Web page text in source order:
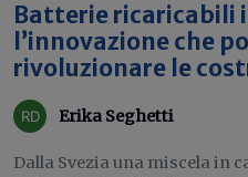
Batterie ricaricabili
l’innovazione che
rivoluzionare le
Erika Seghetti
Dalla Svezia una miscela in